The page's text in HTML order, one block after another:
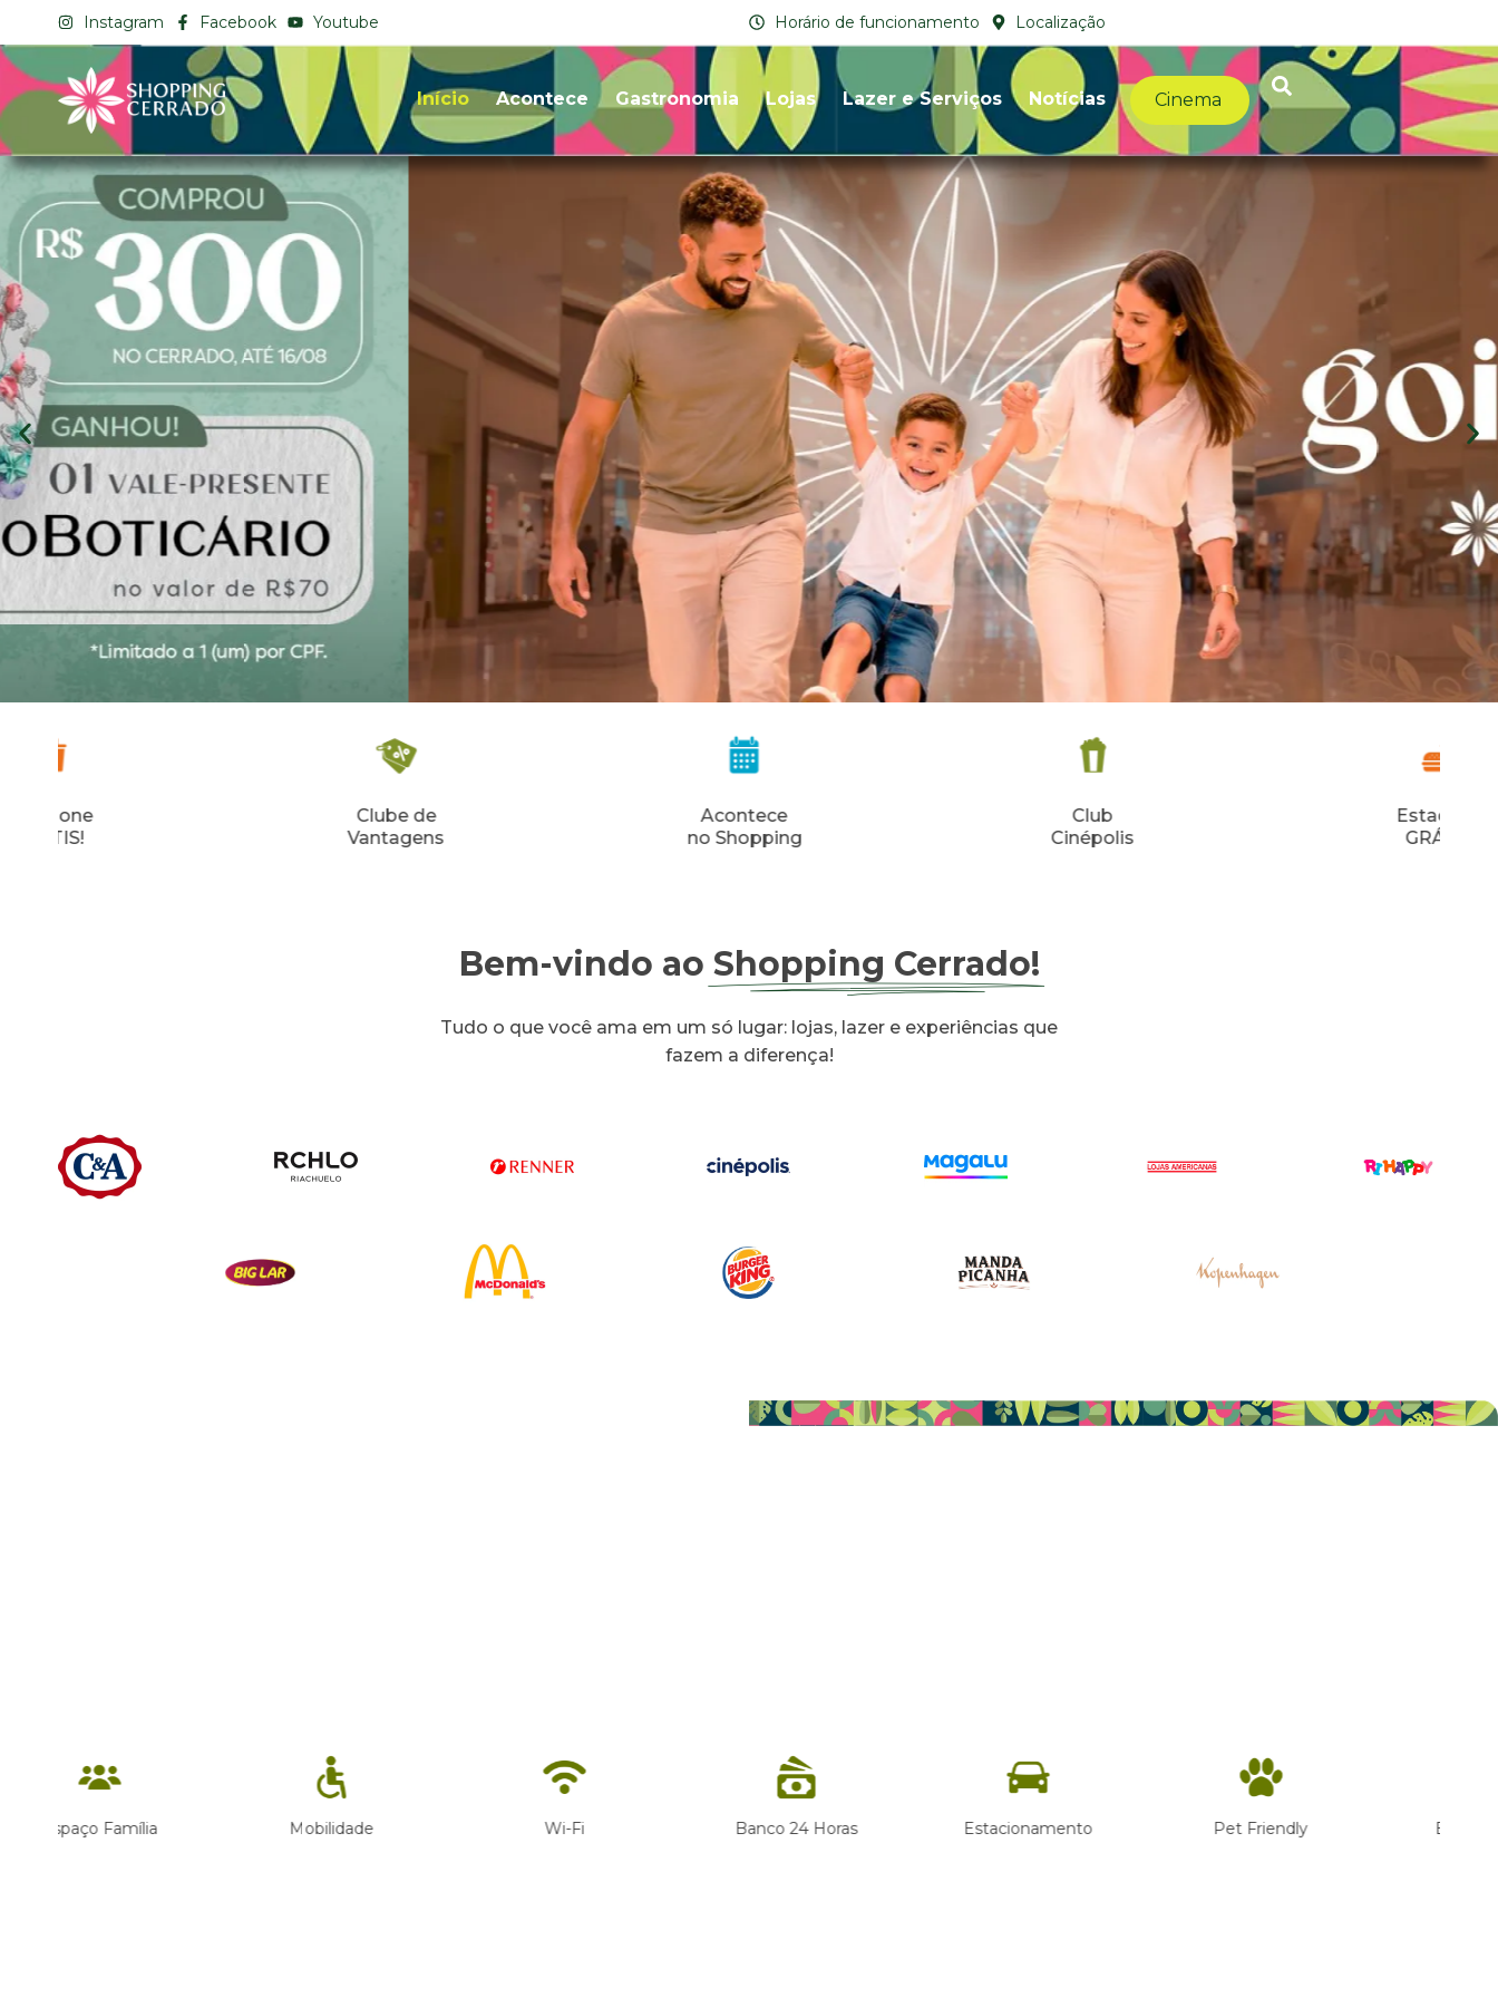
Instagram Facebook Youtube Horário de funcionamento Localização
Início Acontece Gastronomia Lojas Lazer e Serviços Notícias Cinema
Bem-vindo ao Shopping Cerrado!
Tudo o que você ama em um só lugar: lojas, lazer e experiências que
fazem a diferença!
Mobilidade Banco 24 Horas Estacionamento Pet Friendly Espaço Família